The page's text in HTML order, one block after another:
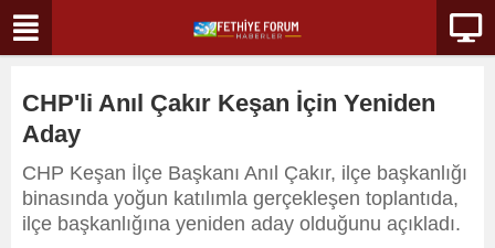
CHP'li Anıl Çakır Keşan İçin Yeniden
Aday
CHP Keşan İlçe Başkanı Anıl Çakır, ilçe başkanlığı
binasında yoğun katılımla gerçekleşen toplantıda,
ilçe başkanlığına yeniden aday olduğunu açıkladı.